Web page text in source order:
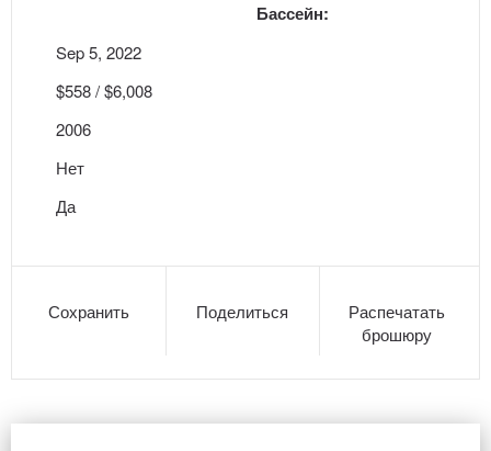
Бассейн:
Sep 5, 2022
$558 / $6,008
2006
Нет
Да
Сохранить Поделиться
Распечатать
брошюру